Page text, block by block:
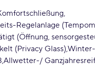
Regelanlage
(Öffnung,
(Privacy Glass)
Allwetter-/